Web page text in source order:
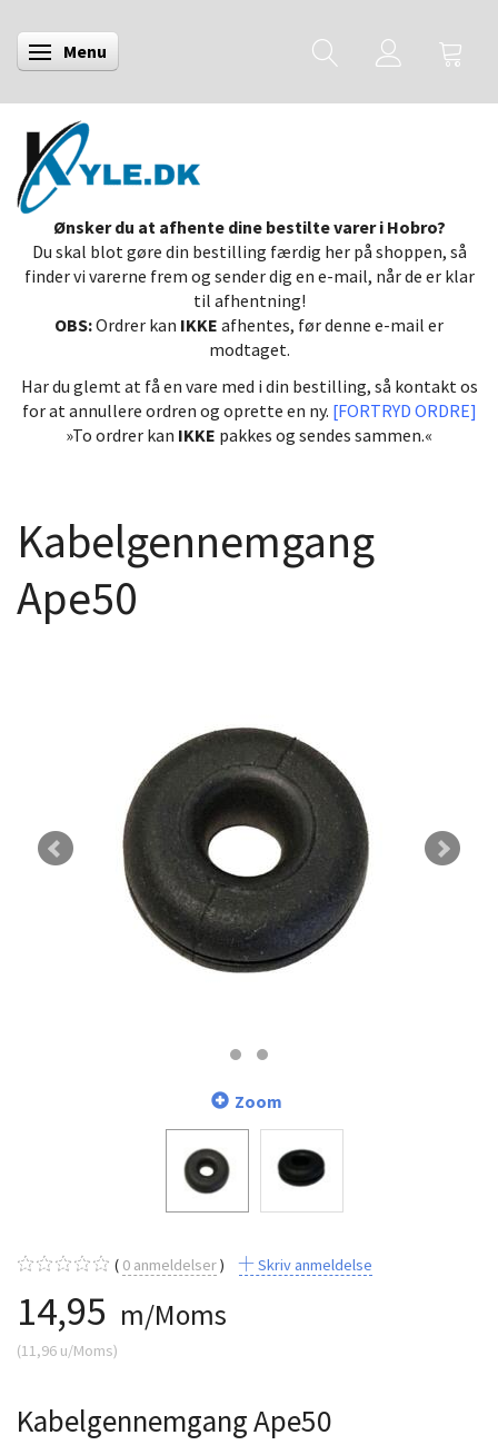
Skifte navigation
Menu
Ønsker du at afhente dine bestilte varer i Hobro?
Du skal blot gøre din bestilling færdig her på shoppen, så
finder vi varerne frem og sender dig en e-mail, når de er klar
til afhentning!
OBS:Ordrer kan IKKE afhentes, før denne e-mail er
modtaget.
Har du glemt at få en vare med i din bestilling, så kontakt os
for at annullere ordren og oprette en ny. [FORTRYD ORDRE]
»To ordrer kan IKKE pakkes og sendes sammen.«
Kabelgennemgang
Ape50
Zoom
0 anmeldelser Skriv anmeldelse
14,95 m/Moms
(11,96 u/Moms)
Kabelgennemgang Ape50